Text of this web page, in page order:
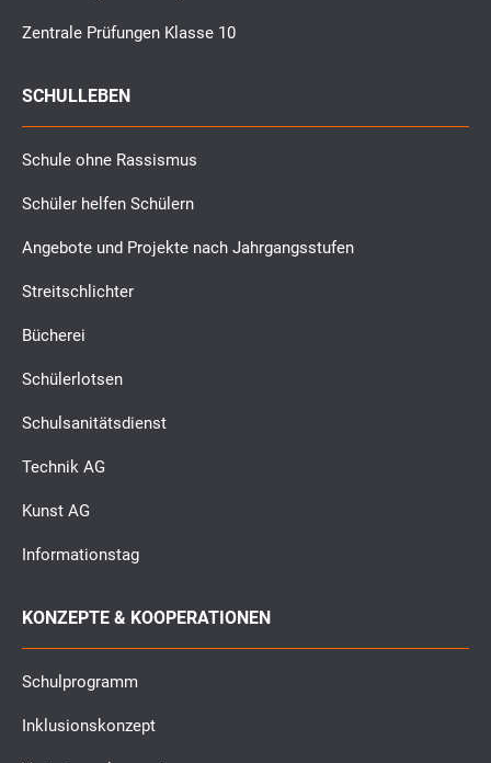
Zentrale Prüfungen Klasse 10
SCHULLEBEN
Schule ohne Rassismus
Schüler helfen Schülern
Angebote und Projekte nach Jahrgangsstufen
Streitschlichter
Bücherei
Schülerlotsen
Schulsanitätsdienst
Technik AG
Kunst AG
Informationstag
KONZEPTE & KOOPERATIONEN
Schulprogramm
Inklusionskonzept